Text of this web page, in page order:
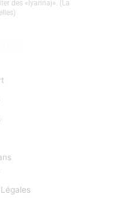
sa création en
matière
d'actu qui